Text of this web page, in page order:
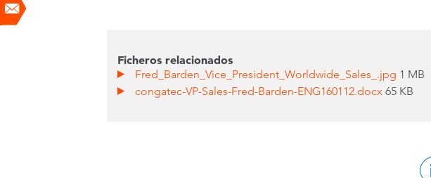
Ficheros relacionados
Fred_Barden_Vice_President_Worldwide_Sales_.jpg 1 MB
congatec-VP-Sales-Fred-Barden-ENG160112.docx65 KB